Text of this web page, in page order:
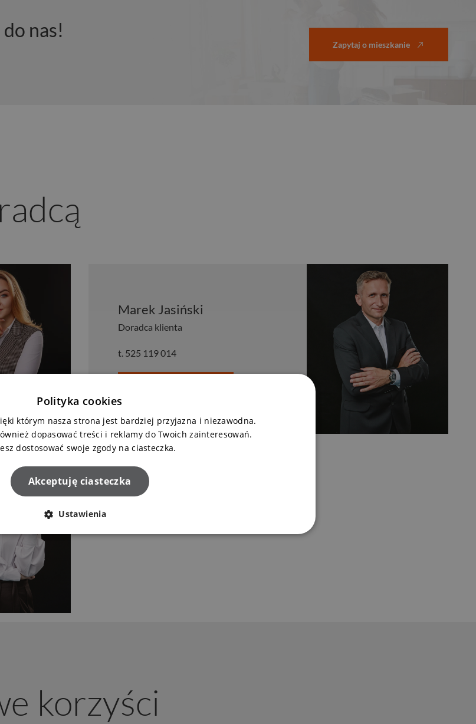
nas!
Zapytaj o mieszkanie
Marek Jasiński
Doradca klienta
t. 525 119 014
korzyści
Polityka cookies
którym nasza strona jest bardziej przyjazna i niezawodna.
dopasować treści i reklamy do Twoich zainteresowań.
dostosować swoje zgody na ciasteczka.
Akceptuję ciasteczka
Ustawienia